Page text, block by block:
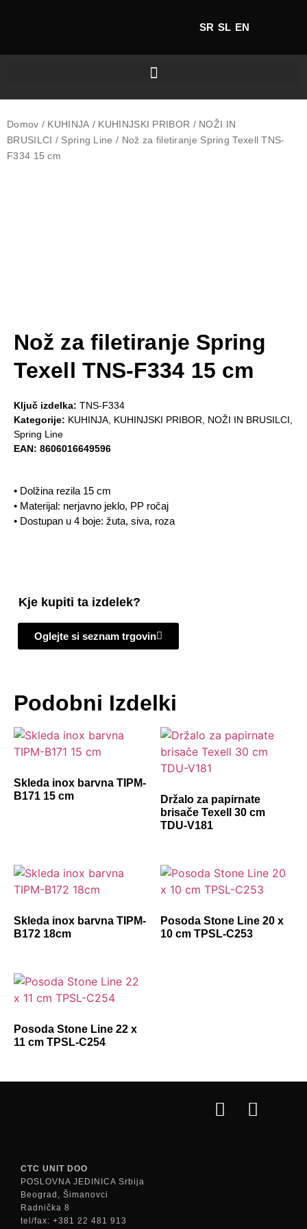
SR SL EN
Domov / KUHINJA / KUHINJSKI PRIBOR / NOŽI IN
BRUSILCI / Spring Line / Nož za filetiranje Spring Texell TNS-
F334 15 cm
Nož za filetiranje Spring
Texell TNS-F334 15 cm
Ključ izdelka: TNS-F334
Kategorije: KUHINJA KUHINJSKI PRIBOR NOŽI IN BRUSILCI
Spring Line
EAN: 8606016649596
• Dolžina rezila 15 cm
• Materijal: nerjavno jeklo, PP ročaj
• Dostupan u 4 boje: žuta, siva, roza
Kje kupiti ta izdelek?
Oglejte si seznam trgovin
Podobni Izdelki
Skleda inox barvna TIPM-
B171 15 cm
Držalo za papirnate
brisače Texell 30 cm
TDU-V181
Skleda inox barvna TIPM-
B172 18cm
Posoda Stone Line 20 x
10 cm TPSL-C253
Posoda Stone Line 22 x
11 cm TPSL-C254
CTC UNIT DOO
POSLOVNA JEDINICA Srbija
Beograd, Šimanovci
Radnička 8
tel/fax: +381 22 481 913